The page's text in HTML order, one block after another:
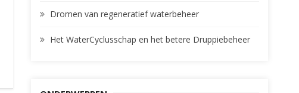
Dromen van regeneratief waterbeheer
Het WaterCyclusschap en het betere Druppiebeheer